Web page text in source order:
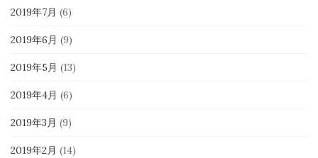
2019年7月 (6)
2019年6月 (9)
2019年5月 (13)
2019年4月 (6)
2019年3月 (9)
2019年2月 (14)